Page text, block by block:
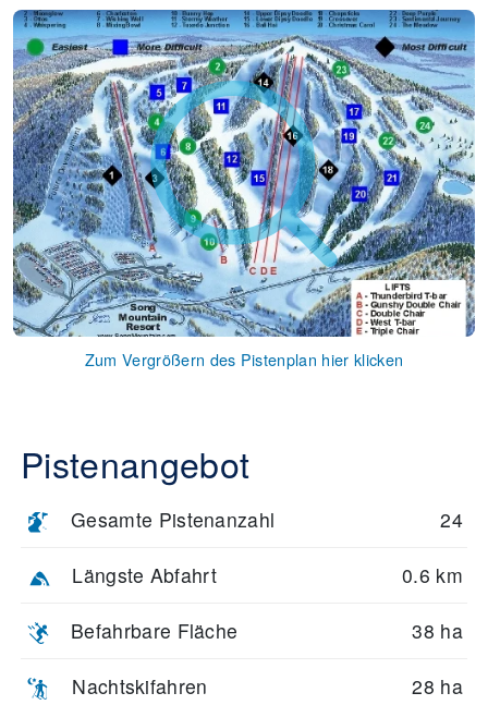
Zum Vergrößern des Pistenplan hier klicken
Pistenangebot
Gesamte Pistenanzahl 24
Längste Abfahrt 0.6 km
Befahrbare Fläche 38 ha
Nachtskifahren 28 ha